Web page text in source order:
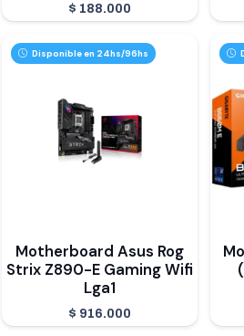
$ 188.000
Disponible en 24hs/96hs
Motherboard Asus Rog
Strix Z890-E Gaming Wifi
Lga1
$ 916.000